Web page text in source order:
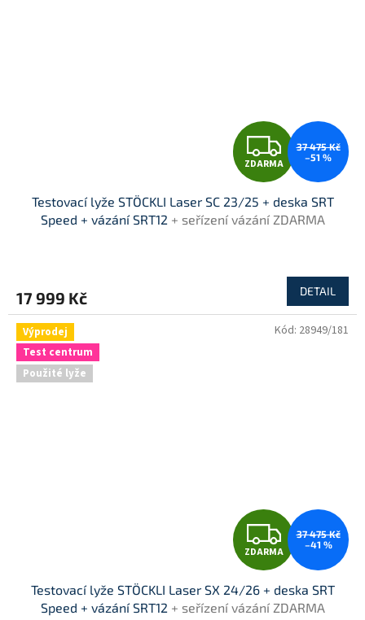
Z
D
A
M
A
ZDARMA
37 475 Kč
–51 %
Testovací lyže STÖCKLI Laser SC 23/25 + deska SRT
Speed + vázání SRT12 + seřízení vázání ZDARMA
17 999 Kč DETAIL
Výprodej
Test centrum
Použité lyže
Z
D
A
ZDARMA
37 475 Kč
–41 %
Testovací lyže STÖCKLI Laser SX 24/26 + deska SRT
Speed + vázání SRT12 + seřízení vázání ZDARMA
Kód: 28949/181